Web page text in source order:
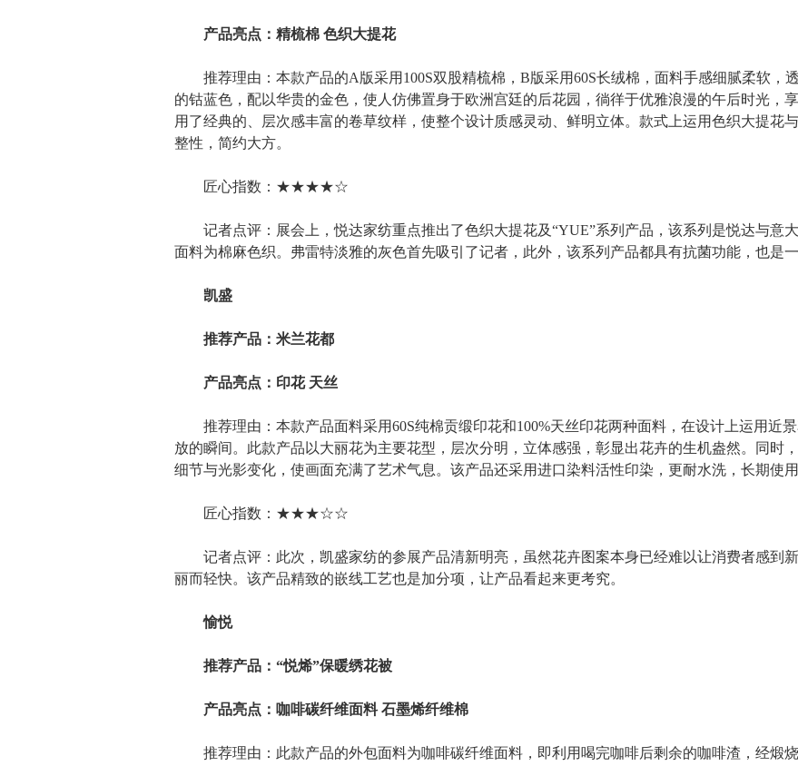
产品亮点：精梳棉 色织大提花
推荐理由：本款产品的A版采用100S双股精梳棉，B版采用60S长绒棉，面料手感细腻柔软，
的钴蓝色，配以华贵的金色，使人仿佛置身于欧洲宫廷的后花园，徜徉于优雅浪漫的午后时光，
用了经典的、层次感丰富的卷草纹样，使整个设计质感灵动、鲜明立体。款式上运用色织大提花
整性，简约大方。
匠心指数：★★★★☆
记者点评：展会上，悦达家纺重点推出了色织大提花及“YUE”系列产品，该系列是悦达与意大
面料为棉麻色织。弗雷特淡雅的灰色首先吸引了记者，此外，该系列产品都具有抗菌功能，也是一
凯盛
推荐产品：米兰花都
产品亮点：印花 天丝
推荐理由：本款产品面料采用60S纯棉贡缎印花和100%天丝印花两种面料，在设计上运用近
放的瞬间。此款产品以大丽花为主要花型，层次分明，立体感强，彰显出花卉的生机盎然。同时
细节与光影变化，使画面充满了艺术气息。该产品还采用进口染料活性印染，更耐水洗，长期使用
匠心指数：★★★☆☆
记者点评：此次，凯盛家纺的参展产品清新明亮，虽然花卉图案本身已经难以让消费者感到
丽而轻快。该产品精致的嵌线工艺也是加分项，让产品看起来更考究。
愉悦
推荐产品：“悦烯”保暖绣花被
产品亮点：咖啡碳纤维面料 石墨烯纤维棉
推荐理由：此款产品的外包面料为咖啡碳纤维面料，即利用喝完咖啡后剩余的咖啡渣，经煅